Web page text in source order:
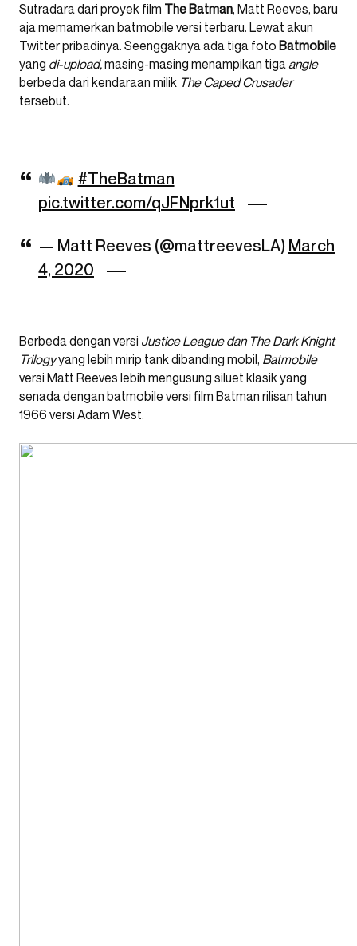
Sutradara dari proyek film The Batman, Matt Reeves, baru
aja memamerkan batmobile versi terbaru. Lewat akun
Twitter pribadinya. Seenggaknya ada tiga foto Batmobile
yang di-upload,masing-masing menampikan tigaangle
berbeda dari kendaraan milik The Caped Crusader
tersebut.
#TheBatman
pic.twitter.com/qJFNprk1ut
— Matt Reeves (@mattreevesLA) March
4, 2020
Berbeda dengan versi Justice League dan The Dark Knight
Trilogyyang lebih mirip tank dibanding mobil, Batmobile
versi Matt Reeves lebih mengusung siluet klasik yang
senada dengan batmobile versi film Batman rilisan tahun
1966 versi Adam West.